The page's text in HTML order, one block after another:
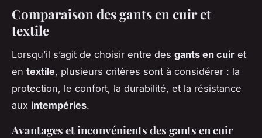
Comparaison des gants en cuir et
textile
Lorsqu’il s’agit de choisir entre des gants en cuir et
en textile, plusieurs critères sont à considérer : la
protection, le confort, la durabilité, et la résistance
aux intempéries.
Avantages et inconvénients des gants en cuir